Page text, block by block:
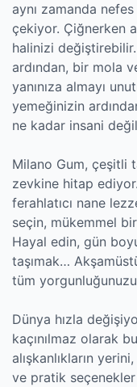
aynı zamanda
çekiyor. Çiğnerken
halinizi
ardından, bir mola
yanınıza almayı
yemeğinizin
ne kadar insani
Milano Gum, çeşitli
zevkine hitap
ferahlatıcı nane
seçin, mükemmel
Hayal edin, gün
taşımak…
tüm yorgunluğunuzu
Dünya hızla
kaçınılmaz olarak
alışkanlıkların
ve pratik